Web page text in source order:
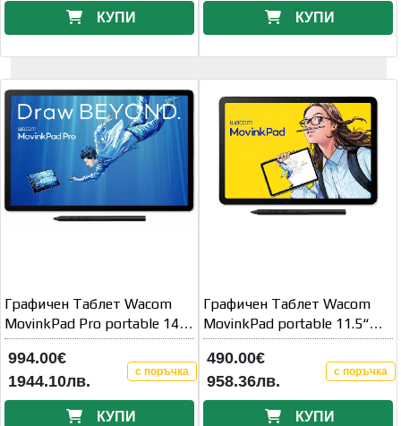
КУПИ КУПИ
Графичен Таблет Wacom
MovinkPad Pro portable 14
EU/UK/CH
994.00€
1944.10лв.
с поръчка
КУПИ
Графичен Таблет Wacom
MovinkPad portable 11.5“
EU/UK/CH
490.00€
958.36лв.
с поръчка
КУПИ